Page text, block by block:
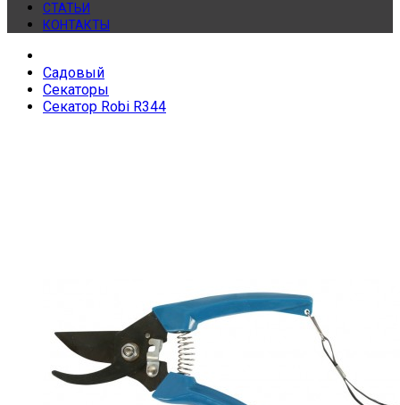
СТАТЬИ
КОНТАКТЫ
Садовый
Секаторы
Секатор Robi R344